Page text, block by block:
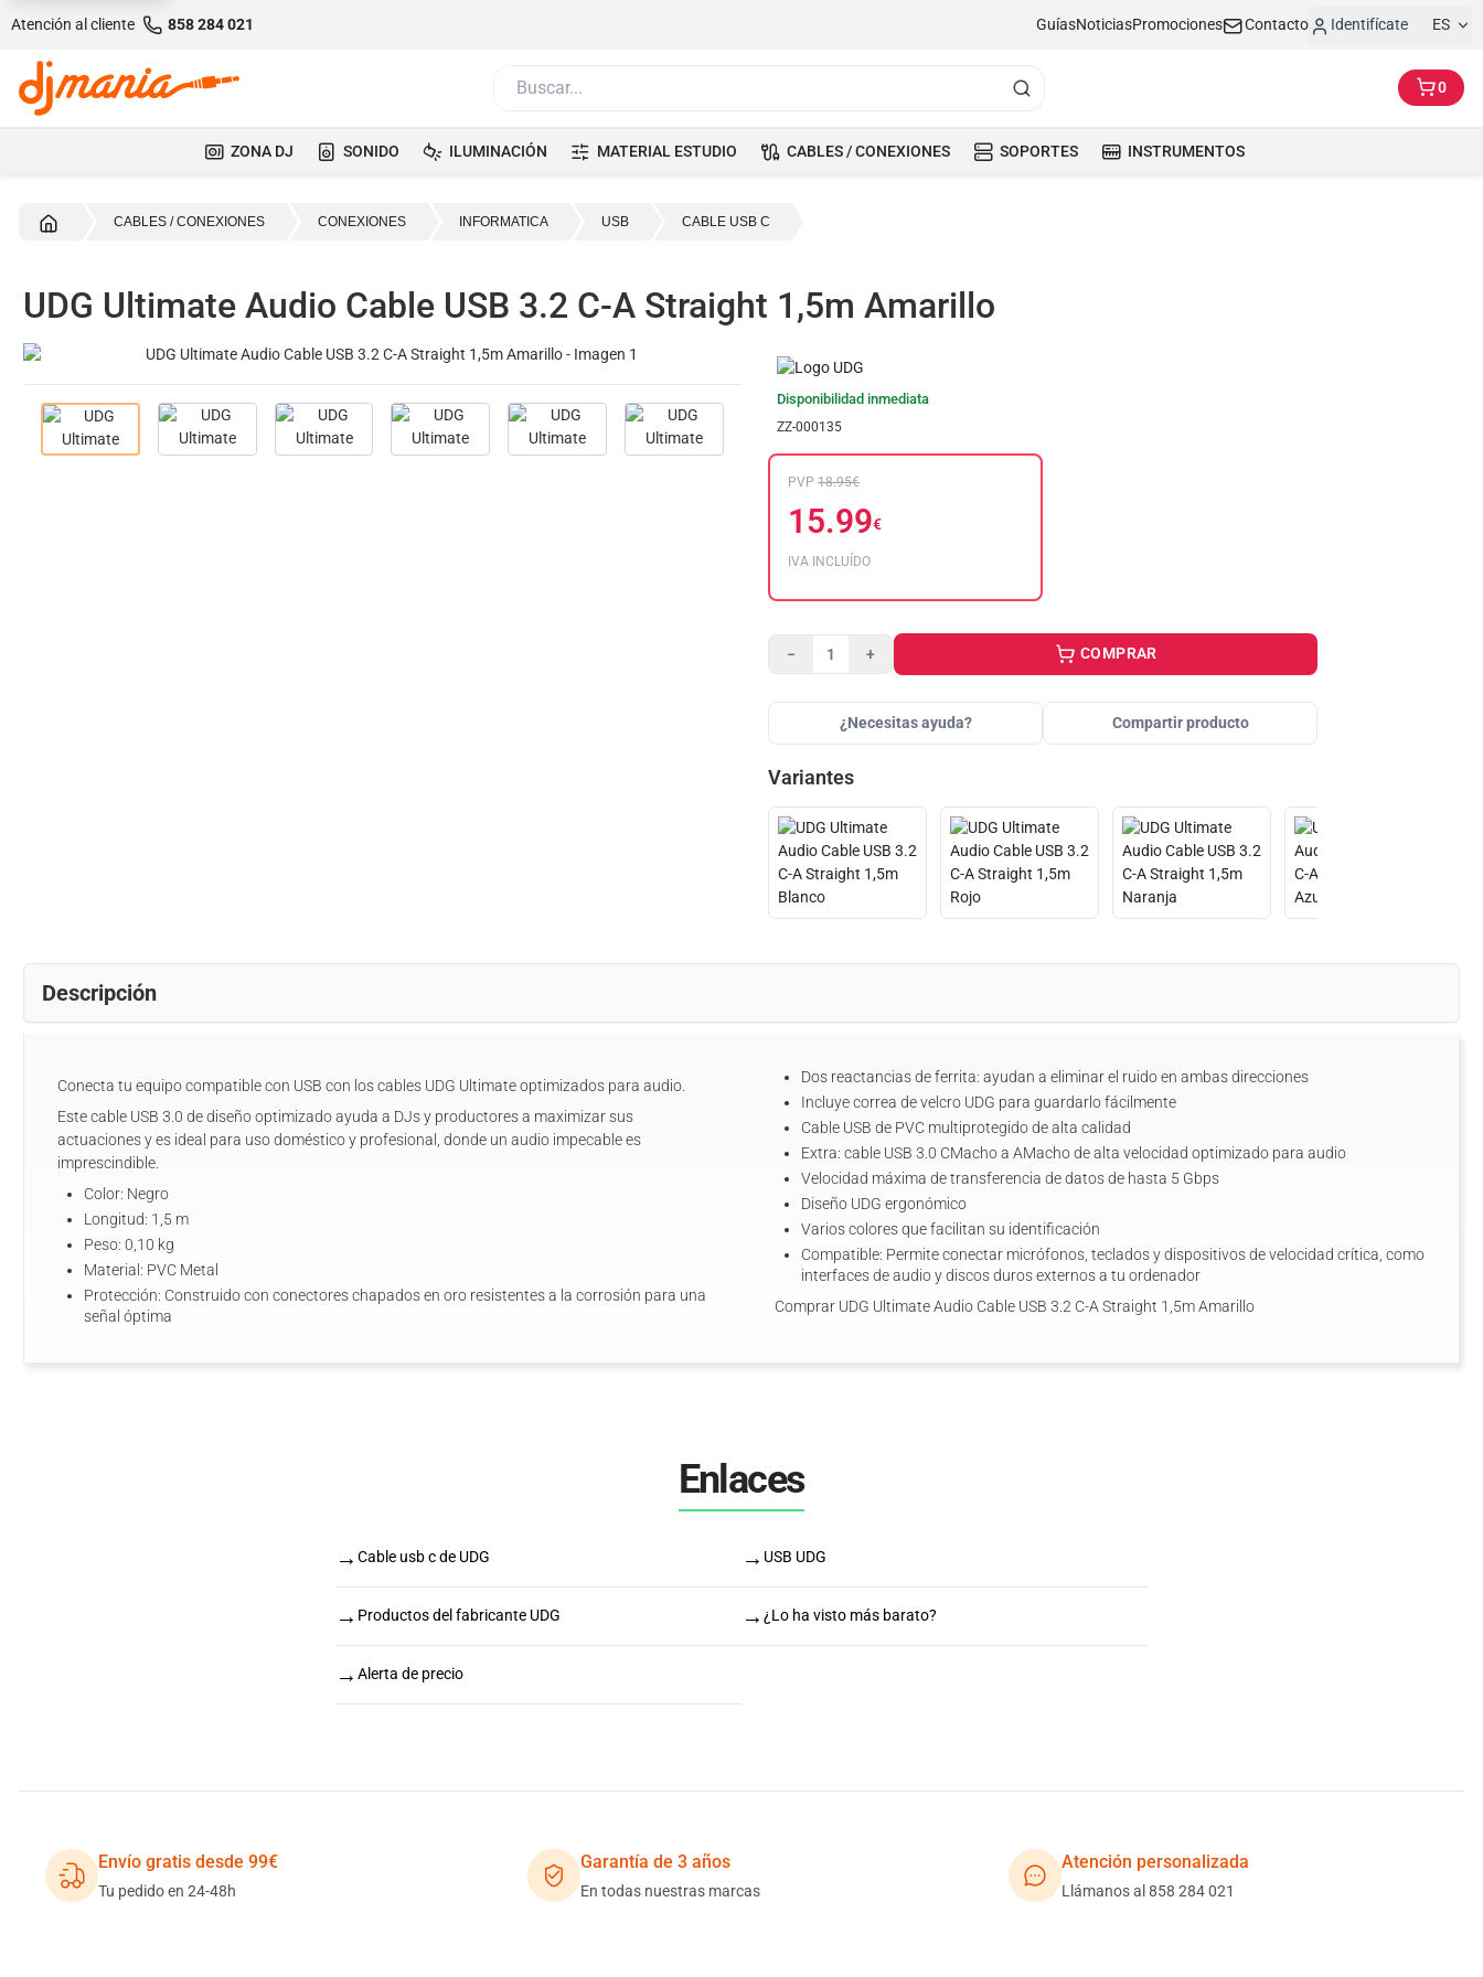
Atención al cliente 858 284 021 GuíasNoticiasPromociones Contacto Identifícate ES
0
ZONA DJ SONIDO ILUMINACIÓN MATERIAL ESTUDIO CABLES / CONEXIONES SOPORTES INSTRUMENTOS
CABLES / CONEXIONES CONEXIONES INFORMATICA USB CABLE USB C
UDG Ultimate Audio Cable USB 3.2 C-A Straight 1,5m Amarillo
Disponibilidad inmediata
ZZ-000135
PVP 18.95€
15.99€
IVA INCLUÍDO
− + COMPRAR
¿Necesitas ayuda? Compartir producto
Variantes
Descripción
Conecta tu equipo compatible con USB con los cables UDG Ultimate optimizados para audio.
Este cable USB 3.0 de diseño optimizado ayuda a DJs y productores a maximizar sus
actuaciones y es ideal para uso doméstico y profesional, donde un audio impecable es
imprescindible.
Color: Negro
Longitud: 1,5 m
Peso: 0,10 kg
Material: PVC Metal
Protección: Construido con conectores chapados en oro resistentes a la corrosión para una
señal óptima
Dos reactancias de ferrita: ayudan a eliminar el ruido en ambas direcciones
Incluye correa de velcro UDG para guardarlo fácilmente
Cable USB de PVC multiprotegido de alta calidad
Extra: cable USB 3.0 CMacho a AMacho de alta velocidad optimizado para audio
Velocidad máxima de transferencia de datos de hasta 5 Gbps
Diseño UDG ergonómico
Varios colores que facilitan su identificación
Compatible: Permite conectar micrófonos, teclados y dispositivos de velocidad crítica, como
interfaces de audio y discos duros externos a tu ordenador
Comprar UDG Ultimate Audio Cable USB 3.2 C-A Straight 1,5m Amarillo
Enlaces
→ Cable usb c de UDG → USB UDG
→ Productos del fabricante UDG → ¿Lo ha visto más barato?
→ Alerta de precio
Envío gratis desde 99€
Tu pedido en 24-48h
Garantía de 3 años
En todas nuestras marcas
Atención personalizada
Llámanos al 858 284 021